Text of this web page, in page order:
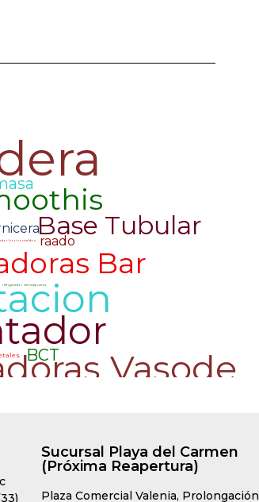
Sucursal Playa del Carmen
(Próxima Reapertura)
Plaza Comercial Valenia, Prolongación